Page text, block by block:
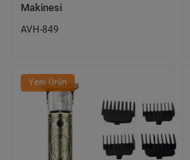
Makinesi
AVH-849
Yeni Ürün